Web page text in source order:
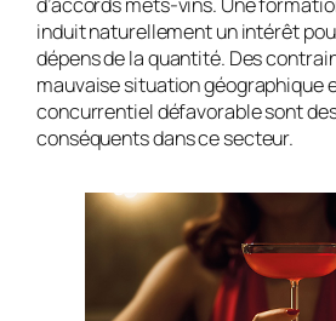
induit naturellement un intérêt
dépens de la quantité. Des
mauvaise situation géographique
concurrentiel défavorable sont
conséquents dans ce secteur.